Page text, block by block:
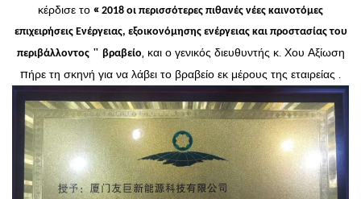
κέρδισε το« 2018 οι περισσότερες πιθανές νέες καινοτόμες
επιχειρήσεις Ενέργειας, εξοικονόμησης ενέργειας και προστασίας του
περιβάλλοντος" βραβείο, και ο γενικός διευθυντής κ. Χου Αξίωση
πήρε τη σκηνή για να λάβει το βραβείο εκ μέρους της εταιρείας .